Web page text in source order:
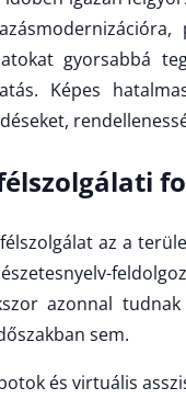
gyorsabbá
Képes
az a
azonnal
sem.
és virtuális